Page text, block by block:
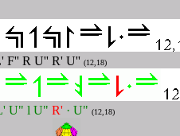
F'' R U'' R' U'' (12,18)
U" l U" R' · U" (12,18)